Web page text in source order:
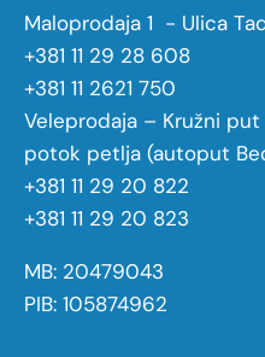
Maloprodaja 1 - Ulica
+381 11 29 28 608
+381 11 2621 750
Veleprodaja – Kružni put
potok petlja (autoput
+381 11 29 20 822
+381 11 29 20 823
MB: 20479043
PIB: 105874962